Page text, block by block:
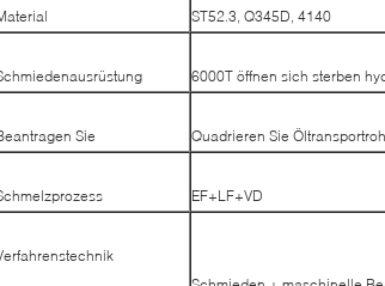
ST52.3, Q345D, 4140
6000T öffnen sich sterben
Sie Quadrieren Sie
EF+LF+VD